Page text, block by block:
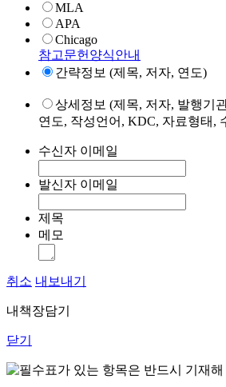
MLA
APA
Chicago
참고문헌양식안내
간략정보 (제목, 저자, 연도)
상세정보 (제목, 저자, 발행기
연도, 작성언어, KDC, 자료형태,
수신자 이메일
발신자 이메일
제목
메모
취소 내보내기
내책장담기
닫기
표가 있는 항목은 반드시 기재